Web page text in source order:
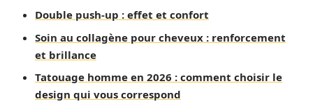
Double push-up : effet et confort
Soin au collagène pour cheveux : renforcement
et brillance
Tatouage homme en 2026 : comment choisir le
design qui vous correspond